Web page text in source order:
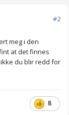
#2
meg i den
at det finnes
du blir redd for
8